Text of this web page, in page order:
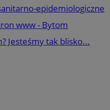
epidemiologiczne
www - Bytom
Jesteśmy tak blisko...